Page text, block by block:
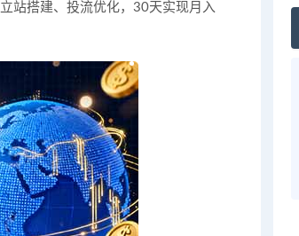
站搭建、投流优化，30天实现月入